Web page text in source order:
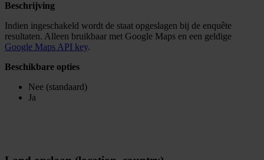
Beschrijving
Indien ingeschakeld wordt de staat opgeslagen bij de enquête
resultaten. Alleen bruikbaar met Google Maps en een geldige
Google Maps API key.
Beschikbare opties
Nee (standaard)
Ja